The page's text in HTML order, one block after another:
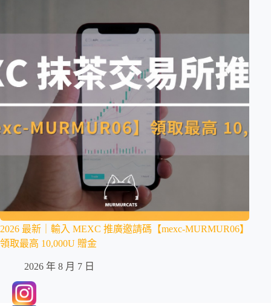
2026 最新｜輸入 MEXC 推廣邀請碼【mexc-MURMUR06】
領取最高 10,000U 贈金
2026 年 8 月 7 日